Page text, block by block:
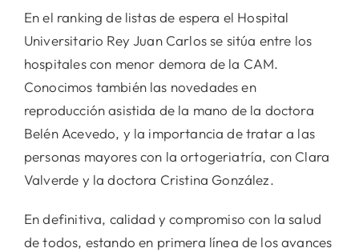
En el ranking de listas de espera el Hospital
Universitario Rey Juan Carlos se sitúa entre los
hospitales con menor demora de la CAM.
Conocimos también las novedades en
reproducción asistida de la mano de la doctora
Belén Acevedo, y la importancia de tratar a las
personas mayores con la ortogeriatría, con Clara
Valverde y la doctora Cristina González.
En definitiva, calidad y compromiso con la salud
de todos, estando en primera línea de los avances